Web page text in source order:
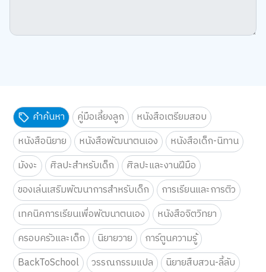
คำค้นหา คู่มือเลี้ยงลูก
หนังสือเตรียมสอบ
หนังสือนิยาย
หนังสือพัฒนาตนเอง
หนังสือเด็ก-นิทาน
มังงะ
ศิลปะสำหรับเด็ก
ศิลปะและงานฝีมือ
ของเล่นเสริมพัฒนาการสำหรับเด็ก
การเรียนและการติว
เทคนิคการเรียนเพื่อพัฒนาตนเอง
หนังสือจิตวิทยา
ครอบครัวและเด็ก
นิยายวาย
การ์ตูนความรู้
BackToSchool
วรรณกรรมแปล
นิยายสืบสวน-ลี้ลับ